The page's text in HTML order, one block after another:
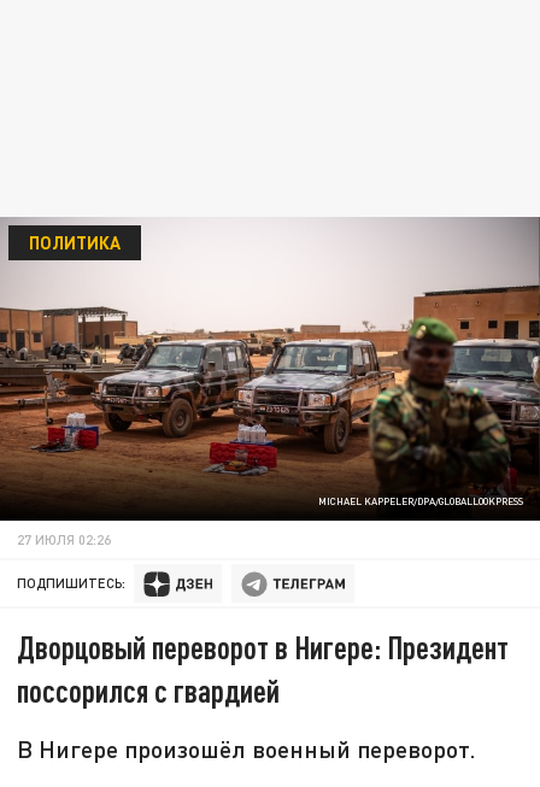
MICHAEL KAPPELER/DPA/GLOBALLOOKPRESS
ПОЛИТИКА
27 ИЮЛЯ 02:26
ПОДПИШИТЕСЬ:
Дворцовый переворот в Нигере: Президент
поссорился с гвардией
В Нигере произошёл военный переворот.